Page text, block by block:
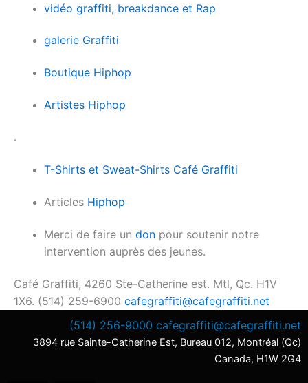
vidéo graffiti, breakdance et Rap
galerie Graffiti
Boutique Hiphop
Artistes Hiphop
.
T-Shirts et Sweat-Shirts Café Graffiti
Articles Hiphop
Merci de faire un donpour soutenir notre
intervention auprès des jeunes.
Café Graffiti, 4260 Ste-Catherine est. Mtl, Qc. H1V
1X6. (514) 259-6900 cafegraffiti@cafegraffiti.net
(514) 256-9000 cafegraffiti@cafegraffiti.net
3894 rue Sainte-Catherine Est, Bureau 012, Montréal (Qc)
Canada, H1W 2G4